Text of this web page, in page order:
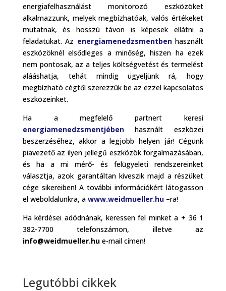
energiafelhasználást monitorozó eszközöket
alkalmazzunk, melyek megbízhatóak, valós értékeket
mutatnak, és hosszú távon is képesek ellátni a
feladatukat. Az energiamenedzsmentbenhasznált
eszközöknél elsődleges a minőség, hiszen ha ezek
nem pontosak, az a teljes költségvetést és termelést
alááshatja, tehát mindig ügyeljünk rá, hogy
megbízható cégtől szerezzük be az ezzel kapcsolatos
eszközeinket.
Ha a megfelelő partnert keresi
energiamenedzsmentjébenhasznált eszközei
beszerzéséhez, akkor a legjobb helyen jár! Cégünk
piavezető az ilyen jellegű eszközök forgalmazásában,
és ha a mi mérő- és felügyeleti rendszereinket
választja, azok garantáltan kiveszik majd a részüket
cége sikereiben! A további információkért látogasson
el weboldalunkra, a www.weidmueller.hu–ra!
Ha kérdései adódnának, keressen fel minket a + 36 1
382-7700 telefonszámon, illetve az
info@weidmueller.hue-mail címen!
Legutóbbi cikkek